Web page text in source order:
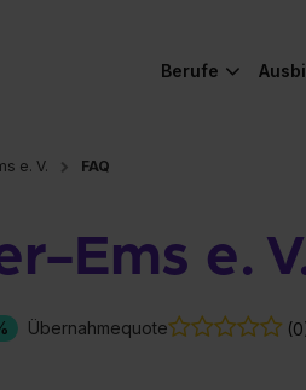
Berufe
e. V. FAQ
Ems e.
Übernahmequote